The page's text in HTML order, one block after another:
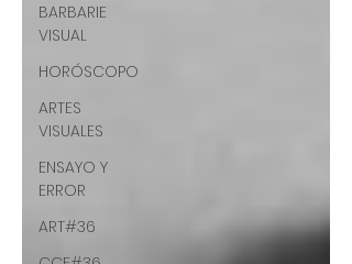
BARBARIE
VISUAL
HORÓSCOPO
ARTES
VISUALES
ENSAYO Y
ERROR
ART#36